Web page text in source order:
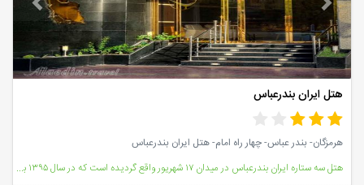
هتل ایران بندرعباس
هرمزگان- بندر عباس- چهار راه امام- هتل ایران بندرعباس
هتل سه ستاره ایران بندرعباس در میدان ۱۷ شهریور واقع گردیده است که در سال ۱۳۹۵ به بهره برداری رسیده ا